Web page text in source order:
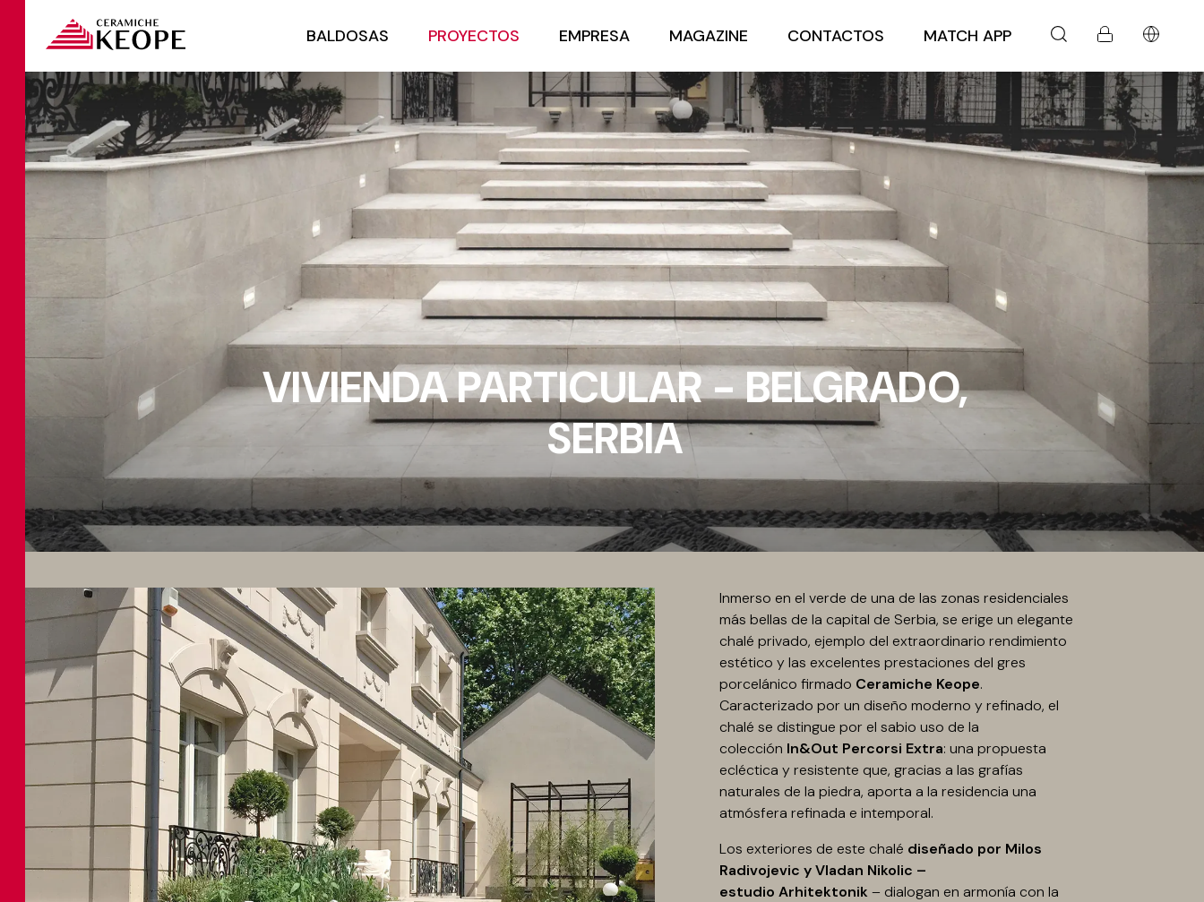
BALDOSAS PROYECTOS EMPRESA MAGAZINE CONTACTOS MATCH APP
VIVIENDA PARTICULAR - BELGRADO,
SERBIA
Inmerso en el verde de una de las zonas residenciales
más bellas de la capital de Serbia, se erige un elegante
chalé privado, ejemplo del extraordinario rendimiento
estético y las excelentes prestaciones del gres
porcelánico firmado Ceramiche Keope.
Caracterizado por un diseño moderno y refinado, el
chalé se distingue por el sabio uso de la
colección In&Out Percorsi Extra: una propuesta
ecléctica y resistente que, gracias a las grafías
naturales de la piedra, aporta a la residencia una
atmósfera refinada e intemporal.
Los exteriores de este chalé diseñado por Milos
Radivojevic y Vladan Nikolic –
estudio Arhitektonik– dialogan en armonía con la